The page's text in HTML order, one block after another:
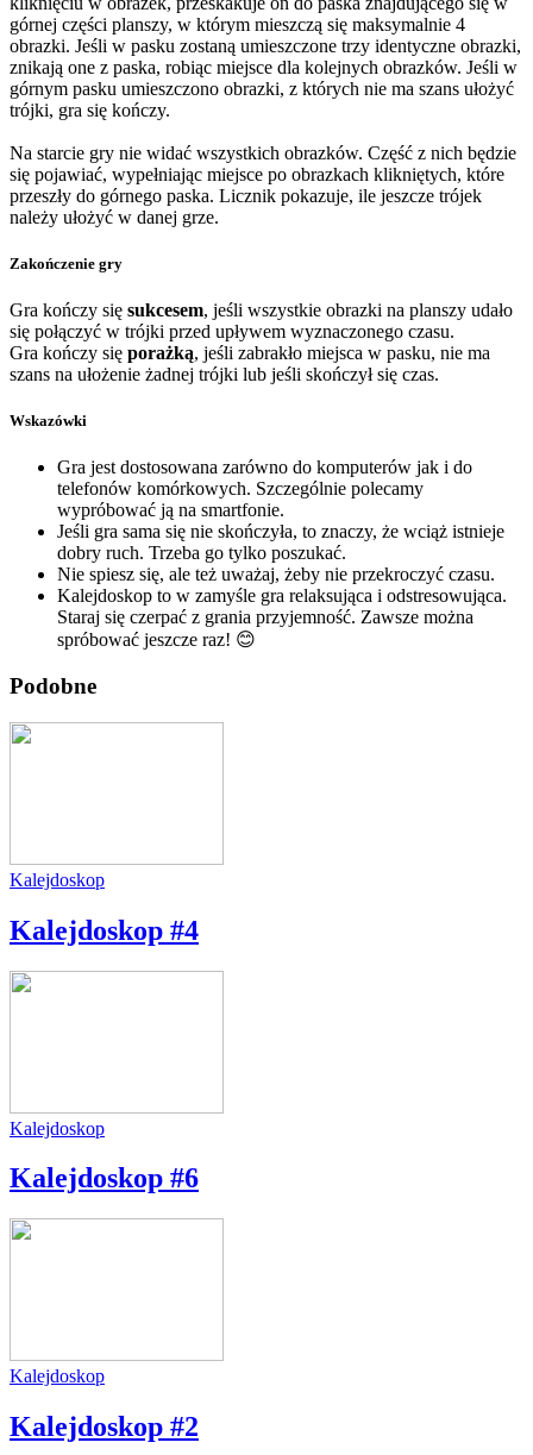
górnej części planszy, w którym mieszczą się maksymalnie 4
obrazki. Jeśli w pasku zostaną umieszczone trzy identyczne obrazki,
znikają one z paska, robiąc miejsce dla kolejnych obrazków. Jeśli w
górnym pasku umieszczono obrazki, z których nie ma szans ułożyć
trójki, gra się kończy.
Na starcie gry nie widać wszystkich obrazków. Część z nich będzie
się pojawiać, wypełniając miejsce po obrazkach klikniętych, które
przeszły do górnego paska. Licznik pokazuje, ile jeszcze trójek
należy ułożyć w danej grze.
Zakończenie gry
Gra kończy się sukcesem, jeśli wszystkie obrazki na planszy udało
się połączyć w trójki przed upływem wyznaczonego czasu.
Gra kończy się porażką, jeśli zabrakło miejsca w pasku, nie ma
szans na ułożenie żadnej trójki lub jeśli skończył się czas.
Wskazówki
Gra jest dostosowana zarówno do komputerów jak i do
telefonów komórkowych. Szczególnie polecamy
wypróbować ją na smartfonie.
Jeśli gra sama się nie skończyła, to znaczy, że wciąż istnieje
dobry ruch. Trzeba go tylko poszukać.
Nie spiesz się, ale też uważaj, żeby nie przekroczyć czasu.
Kalejdoskop to w zamyśle gra relaksująca i odstresowująca.
Staraj się czerpać z grania przyjemność. Zawsze można
spróbować jeszcze raz! 😊
Podobne
Kalejdoskop
Kalejdoskop #4
Kalejdoskop
Kalejdoskop #6
Kalejdoskop
Kalejdoskop #2